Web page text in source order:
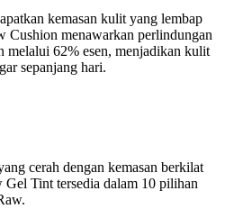
kemasan kulit yang lembap
Cushion menawarkan perlindungan
melalui 62% esen, menjadikan kulit
sepanjang hari.
cerah dengan kemasan berkilat
Tint tersedia dalam 10 pilihan